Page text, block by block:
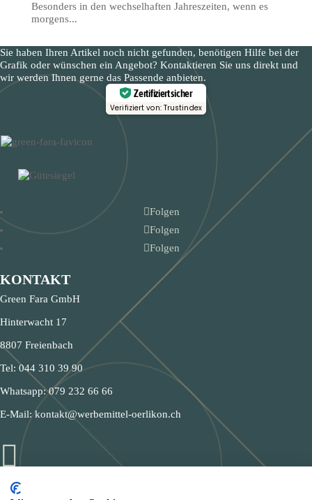
Besonders in den wechselhaften Jahreszeiten, wenn es
morgens...
Sie haben Ihren Artikel noch nicht gefunden, benötigen Hilfe bei der
Grafik oder wünschen ein Angebot? Kontaktieren Sie uns direkt und
wir werden Ihnen gerne das Passende anbieten.
Zertifiziert sicher
Verifiziert von: Trustindex
Folgen
Folgen
Folgen
KONTAKT
Green Fara GmbH
Hinterwacht 17
8807 Freienbach
Tel: 044 310 39 90
Whatsapp:079 232 66 66
E-Mail:kontakt@werbemittel-oerlikon.ch

Textildruck